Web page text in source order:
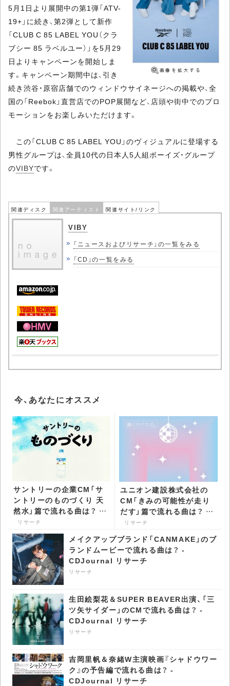
5月1日より展開中の第1弾「ATV-
19+」に続き、第2弾として新作
「CLUB C 85 LABEL YOU（クラ
ブシー 85 ラベルユー）」を5月29
日よりキャンペーンを開始しま
す。キャンペーン期間中は、引き
続き渋谷・原宿店舗でのウィンドウサイネージへの掲載や、全
国の「Reebok」直営店でのPOP展開など、店頭や街中でのプロ
モーションをお楽しみいただけます。
この「CLUB C 85 LABEL YOU」のヴィジュアルに登場する
男性グループは、全員10代の日本人5人組ボーイズ・グループ
のVIBYです。
関連ディスク 関連アーティスト 関連サイト/リンク
VIBY
「ニュースおよびリサーチ」の一覧をみる
「CD」の一覧をみる
今、あなたにオススメ
サントリーの企業CM「サ
ントリーのものづくり 天
然水」篇で流れる曲は？ -
CDJournal リサーチ
リサーチ
ユニオン建設株式会社の
CM「きみの可能性が走り
だす」篇で流れる曲は？ -
CDJournal リサーチ
リサーチ
メイクアップブランド「CANMAKE」のブ
ランドムービーで流れる曲は？ -
CDJournal リサーチ
リサーチ
生田絵梨花＆SUPER BEAVER出演、「三
ツ矢サイダー」のCMで流れる曲は？ -
CDJournal リサーチ
リサーチ
吉岡里帆＆奈緒W主演映画『シャドウワー
ク』の予告編で流れる曲は？ -
CDJournal リサーチ